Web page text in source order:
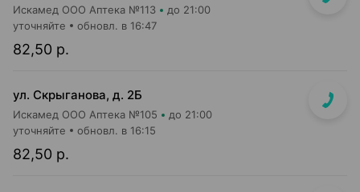
Искамед ООО Аптека №113 до 21:00
82,50 р.
уточняйте обновл. в 16:47
ул. Скрыганова, д. 2Б
Искамед ООО Аптека №105 до 21:00
82,50 р.
уточняйте обновл. в 16:15